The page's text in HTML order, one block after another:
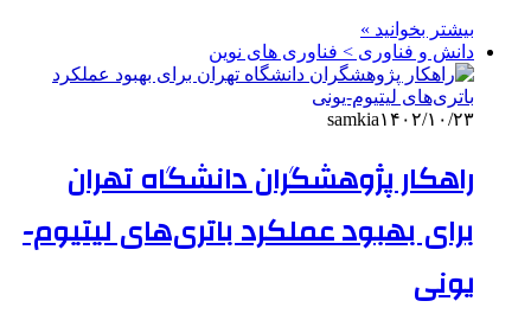
بیشتر بخوانید »
دانش و فناوری > فناوری های نوین
samkia۱۴۰۲/۱۰/۲۳
راهکار پژوهشگران دانشگاه تهران
برای بهبود عملکرد باتری‌های لیتیوم-
یونی